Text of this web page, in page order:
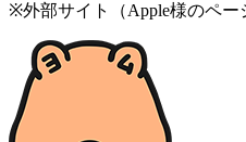
※外部サイト（Apple様のペー